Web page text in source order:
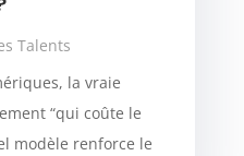
Talents
la vraie
“qui coûte le
modèle renforce le